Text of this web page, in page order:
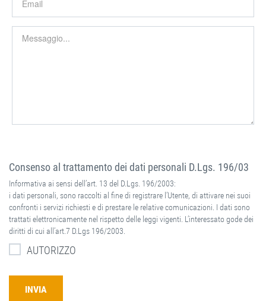
Consenso al trattamento dei dati personali D.Lgs. 196/03
Informativa ai sensi dell’art. 13 del D.Lgs. 196/2003:
i dati personali, sono raccolti al fine di registrare l’Utente, di attivare nei suoi
confronti i servizi richiesti e di prestare le relative comunicazioni. I dati sono
trattati elettronicamente nel rispetto delle leggi vigenti. L’interessato gode dei
diritti di cui all’art.7 D.Lgs 196/2003.
AUTORIZZO